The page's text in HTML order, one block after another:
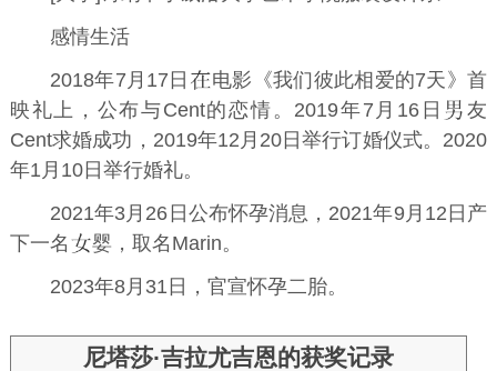
感情生活
2018年7月17日
电影《我们彼此相爱的7天》首
映礼上，公布与Cent的恋情。2019年7月16日
友
Cent求婚成功，2019年12月20日举行订婚仪式。2020
年1月10日举行婚礼。
2021年3月26日公布怀孕消息，2021年9月12日产
下一名
婴，取名Marin。
2023年8月31日，官宣怀孕二胎。
尼塔莎·吉拉尤吉恩的获奖记录